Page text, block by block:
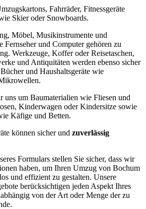
Fahrräder, Fitnessgeräte
Skier oder Snowboards.
Möbel, Musikinstrumente und
Fernseher und Computer gehören zu
Werkzeuge, Koffer oder Reisetaschen,
und Antiquitäten werden ebenso sicher
und Haushaltsgeräte wie
uns um Baumaterialien wie Fliesen und
Kinderwagen oder Kindersitze sowie
Käfige und Betten.
können sicher und zuverlässig
Formulars stellen Sie sicher, dass wir
haben, um Ihren Umzug von Bochum
und effizient zu gestalten. Unsere
berücksichtigen jeden Aspekt Ihres
von der Art oder Menge der zu